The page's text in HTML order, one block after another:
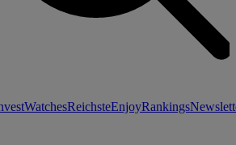
WatchesReichsteEnjoyRankings